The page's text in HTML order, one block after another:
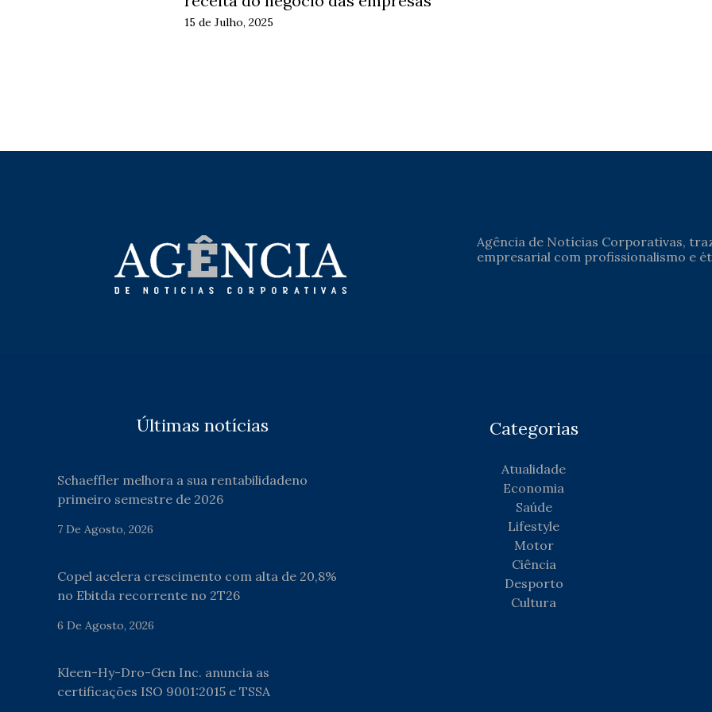
15 de Julho, 2025
Agência de Notícias Corporativas,
empresarial com profissionalismo e
Últimas notícias
Schaeffler melhora a sua rentabilidadeno
primeiro semestre de 2026
7 De Agosto, 2026
Copel acelera crescimento com alta de 20,8%
no Ebitda recorrente no 2T26
6 De Agosto, 2026
Kleen-Hy-Dro-Gen Inc. anuncia as
certificações ISO 9001:2015 e TSSA
Categorias
Atualidade
Economia
Saúde
Lifestyle
Motor
Ciência
Desporto
Cultura